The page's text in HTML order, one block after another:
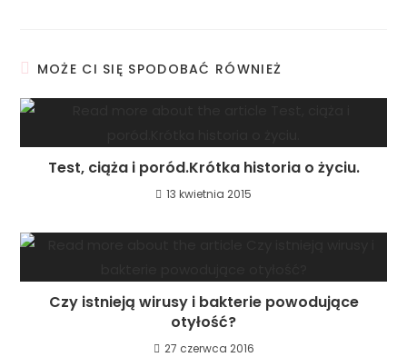
MOŻE CI SIĘ SPODOBAĆ RÓWNIEŻ
Test, ciąża i poród.Krótka historia o życiu.
13 kwietnia 2015
Czy istnieją wirusy i bakterie powodujące
otyłość?
27 czerwca 2016